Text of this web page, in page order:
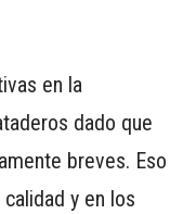
en la
dado que
breves. Eso
y en los